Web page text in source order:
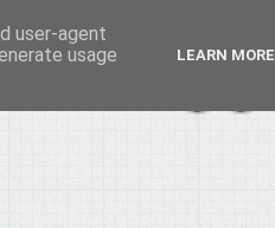
user-agent
usage
LEARN MORE